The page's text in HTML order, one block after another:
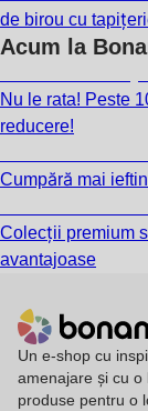
de birou cu
Acum la
Nu le rata! Peste
reducere!
Cumpără mai
Colecții premium
avantajoase
Un e-shop cu
amenajare și cu o
produse pentru o